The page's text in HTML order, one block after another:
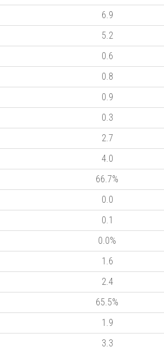
6.9
5.2
0.6
0.8
0.9
0.3
2.7
4.0
66.7%
0.0
0.1
0.0%
1.6
2.4
65.5%
1.9
3.3